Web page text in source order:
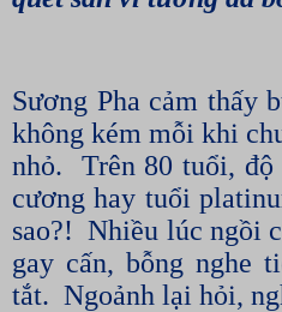
Sương Pha cảm thấy
không kém mỗi khi
nhỏ.
Trên 80 tuổi,
cương hay tuổi
sao?! Nhiều lúc ngồi
gay cấn, bỗng nghe
tắt. Ngoảnh lại hỏi,